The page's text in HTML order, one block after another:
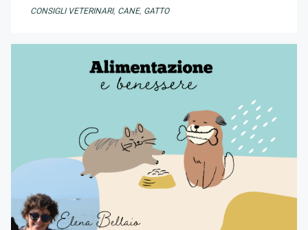
CONSIGLI VETERINARI, CANE, GATTO